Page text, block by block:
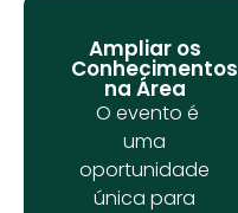
Ampliar os
Conhecimentos
na Área
O evento é
uma
oportunidade
única para